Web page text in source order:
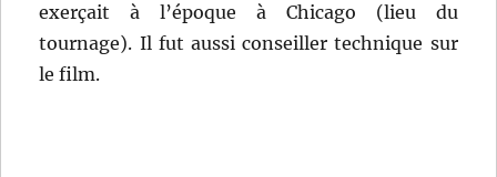
exerçait à l’époque à Chicago (lieu du
tournage). Il fut aussi conseiller technique sur
le film.